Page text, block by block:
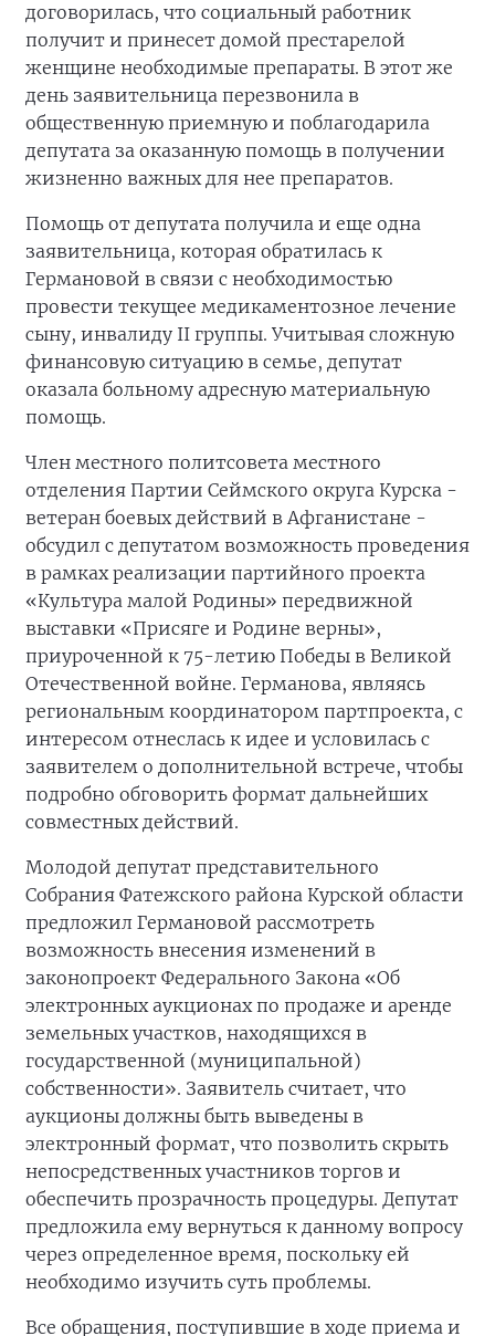
договорилась, что социальный работник
получит и принесет домой престарелой
женщине необходимые препараты. В этот же
день заявительница перезвонила в
общественную приемную и поблагодарила
депутата за оказанную помощь в получении
жизненно важных для нее препаратов.
Помощь от депутата получила и еще одна
заявительница, которая обратилась к
Германовой в связи с необходимостью
провести текущее медикаментозное лечение
сыну, инвалиду II группы. Учитывая сложную
финансовую ситуацию в семье, депутат
оказала больному адресную материальную
помощь.
Член местного политсовета местного
отделения Партии Сеймского округа Курска -
ветеран боевых действий в Афганистане -
обсудил с депутатом возможность проведения
в рамках реализации партийного проекта
«Культура малой Родины» передвижной
выставки «Присяге и Родине верны»,
приуроченной к 75-летию Победы в Великой
Отечественной войне. Германова, являясь
региональным координатором партпроекта, с
интересом отнеслась к идее и условилась с
заявителем о дополнительной встрече, чтобы
подробно обговорить формат дальнейших
совместных действий.
Молодой депутат представительного
Собрания Фатежского района Курской области
предложил Германовой рассмотреть
возможность внесения изменений в
законопроект Федерального Закона «Об
электронных аукционах по продаже и аренде
земельных участков, находящихся в
государственной (муниципальной)
собственности». Заявитель считает, что
аукционы должны быть выведены в
электронный формат, что позволить скрыть
непосредственных участников торгов и
обеспечить прозрачность процедуры. Депутат
предложила ему вернуться к данному вопросу
через определенное время, поскольку ей
необходимо изучить суть проблемы.
Все обращения, поступившие в ходе приема и